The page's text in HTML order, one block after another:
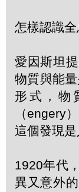
怎樣認識全
愛因斯坦
物質與能
形式，物
（engery
這個發現是
1920年代
異又意外